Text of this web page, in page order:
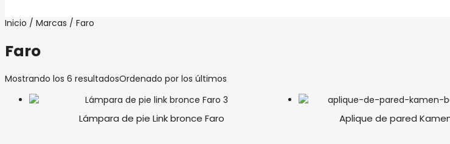
Inicio / Marcas / Faro
Faro
Mostrando los 6 resultadosOrdenado por los últimos
Lámpara de pie Link bronce Faro Aplique de pared